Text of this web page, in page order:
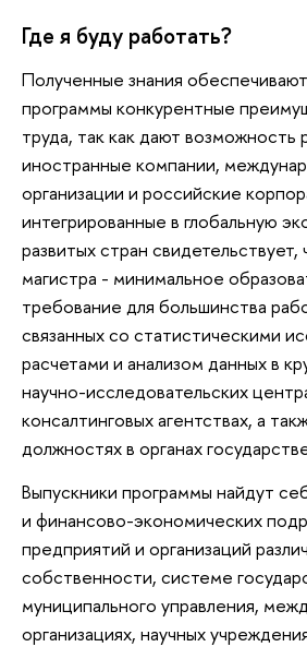
Где я буду работать?
Полученные знания
программы конкурентные
труда, так как дают возможность
иностранные компании,
организации и российские
интегрированные в глобальную
развитых стран свидетельствует,
магистра - минимальное
требование для большинства
связанных со статистическими
расчетами и анализом данных в
научно-исследовательских
консалтинговых агентствах, а
должностях в органах
Выпускники программы найдут
и финансово-экономических
предприятий и организаций
собственности, системе
муниципального управления,
организациях, научных